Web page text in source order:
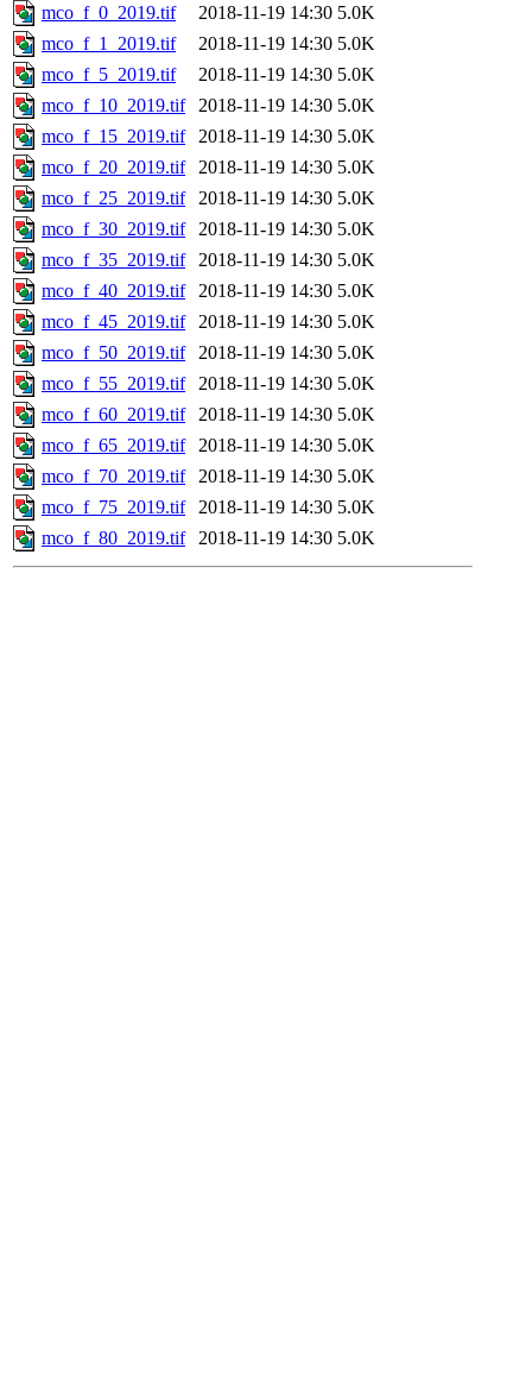
mco_f_0_2019.tif
2018-11-19 14:30 5.0K
mco_f_1_2019.tif
2018-11-19 14:30 5.0K
mco_f_5_2019.tif
2018-11-19 14:30 5.0K
mco_f_10_2019.tif
2018-11-19 14:30 5.0K
mco_f_15_2019.tif
2018-11-19 14:30 5.0K
mco_f_20_2019.tif
2018-11-19 14:30 5.0K
mco_f_25_2019.tif
2018-11-19 14:30 5.0K
mco_f_30_2019.tif
2018-11-19 14:30 5.0K
mco_f_35_2019.tif
2018-11-19 14:30 5.0K
mco_f_40_2019.tif
2018-11-19 14:30 5.0K
mco_f_45_2019.tif
2018-11-19 14:30 5.0K
mco_f_50_2019.tif
2018-11-19 14:30 5.0K
mco_f_55_2019.tif
2018-11-19 14:30 5.0K
mco_f_60_2019.tif
2018-11-19 14:30 5.0K
mco_f_65_2019.tif
2018-11-19 14:30 5.0K
mco_f_70_2019.tif
2018-11-19 14:30 5.0K
mco_f_75_2019.tif
2018-11-19 14:30 5.0K
mco_f_80_2019.tif
2018-11-19 14:30 5.0K